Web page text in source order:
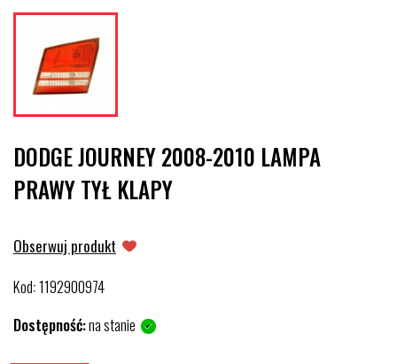
DODGE JOURNEY 2008-2010 LAMPA
PRAWY TYŁ KLAPY
Obserwuj produkt
Kod:1192900974
Dostępność:na stanie